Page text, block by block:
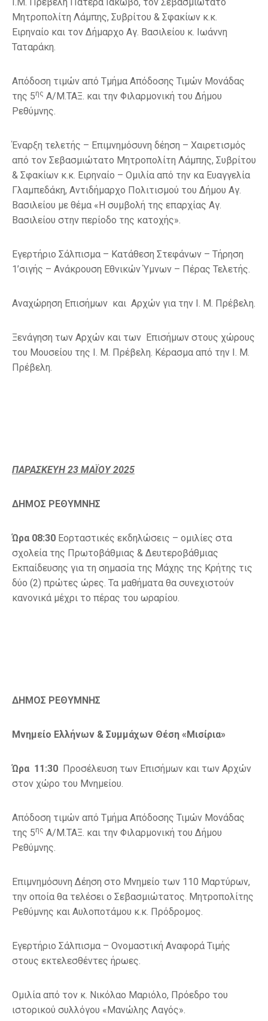
Μητροπολίτη Λάμπης, Συβρίτου & Σφακίων κ.κ.
Ειρηναίο και τον Δήμαρχο Αγ. Βασιλείου κ. Ιωάννη
Ταταράκη.
Απόδοση τιμών από Τμήμα Απόδοσης Τιμών Μονάδας
της 5ης Α/Μ.ΤΑΞ. και την Φιλαρμονική του Δήμου
Ρεθύμνης.
Έναρξη τελετής – Επιμνημόσυνη δέηση – Χαιρετισμός
από τον Σεβασμιώτατο Μητροπολίτη Λάμπης, Συβρίτου
& Σφακίων κ.κ. Ειρηναίο – Ομιλία από την κα Ευαγγελία
Γλαμπεδάκη, Αντιδήμαρχο Πολιτισμού του Δήμου Αγ.
Βασιλείου με θέμα «Η συμβολή της επαρχίας Αγ.
Βασιλείου στην περίοδο της κατοχής».
Εγερτήριο Σάλπισμα – Κατάθεση Στεφάνων – Τήρηση
1’σιγής – Ανάκρουση Εθνικών Ύμνων – Πέρας Τελετής.
Αναχώρηση Επισήμων και Αρχών για την Ι. Μ. Πρέβελη.
Ξενάγηση των Αρχών και των Επισήμων στους χώρους
του Μουσείου της Ι. Μ. Πρέβελη. Κέρασμα από την Ι. Μ.
Πρέβελη.
ΠΑΡΑΣΚΕΥΗ 23 ΜΑΪΟΥ 2025
ΔΗΜΟΣ ΡΕΘΥΜΝΗΣ
Ώρα 08:30 Εορταστικές εκδηλώσεις – ομιλίες στα
σχολεία της Πρωτοβάθμιας & Δευτεροβάθμιας
Εκπαίδευσης για τη σημασία της Μάχης της Κρήτης τις
δύο (2) πρώτες ώρες. Τα μαθήματα θα συνεχιστούν
κανονικά μέχρι το πέρας του ωραρίου.
ΔΗΜΟΣ ΡΕΘΥΜΝΗΣ
Μνημείο Ελλήνων & Συμμάχων Θέση «Μισίρια»
Ώρα 11:30 Προσέλευση των Επισήμων και των Αρχών
στον χώρο του Μνημείου.
Απόδοση τιμών από Τμήμα Απόδοσης Τιμών Μονάδας
της 5ης Α/Μ.ΤΑΞ. και την Φιλαρμονική του Δήμου
Ρεθύμνης.
Επιμνημόσυνη Δέηση στο Μνημείο των 110 Μαρτύρων,
την οποία θα τελέσει ο Σεβασμιώτατος. Μητροπολίτης
Ρεθύμνης και Αυλοποτάμου κ.κ. Πρόδρομος.
Εγερτήριο Σάλπισμα – Ονομαστική Αναφορά Τιμής
στους εκτελεσθέντες ήρωες.
Ομιλία από τον κ. Νικόλαο Μαριόλο, Πρόεδρο του
ιστορικού συλλόγου «Μανώλης Λαγός».